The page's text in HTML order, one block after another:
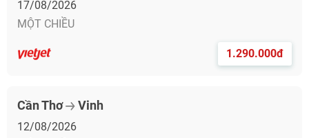
17/08/2026
MỘT CHIỀU
1.290.000đ
Cần Thơ Vinh
12/08/2026